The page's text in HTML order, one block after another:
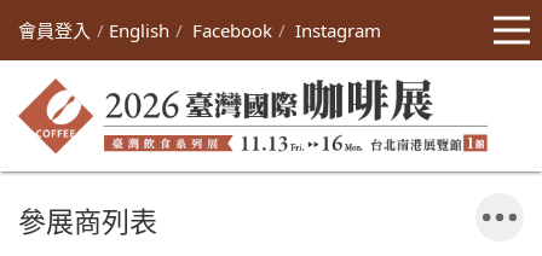
會員登入 English Facebook Instagram
參展商列表